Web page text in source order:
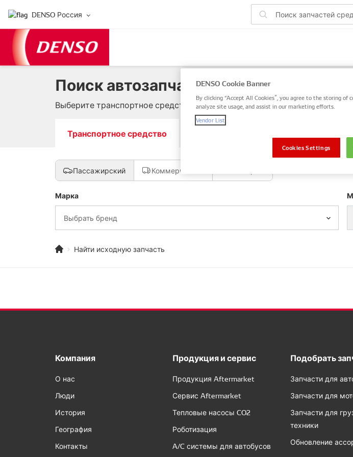
DENSO Россия
Поиск автозапчастей для вашего
Выберите транспортное средство, введите номер запчасти DENSO или
Транспортное средство
Пассажирский Коммерческий
Марка
Выбрать бренд
Найти исходную запчасть
Компания
О нас
Люди
История
География
Контакты
Продукция и сервис
Продукция Aftermarket
Сервис Aftermarket
Тепловые насосы CO2
Роботизация
A/C системы для автобусов
Подобрать
Запчасти для
Запчасти для
Запчасти для
техники
Обновление
DENSO Cookie Banner
By clicking “Accept All Cookies”, you agree to the storing of
analyze site usage, and assist in our marketing efforts.
Vendor List
Cookies Settings